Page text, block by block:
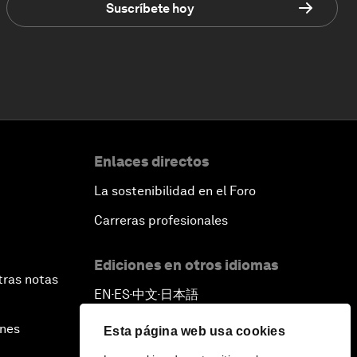
Esta página web usa cookies
Suscríbete hoy
notas
Enlaces directos
La sostenibilidad en el Foro
Carreras profesionales
Ediciones en otros idiomas
EN ▪ES▪中文▪ 日本語